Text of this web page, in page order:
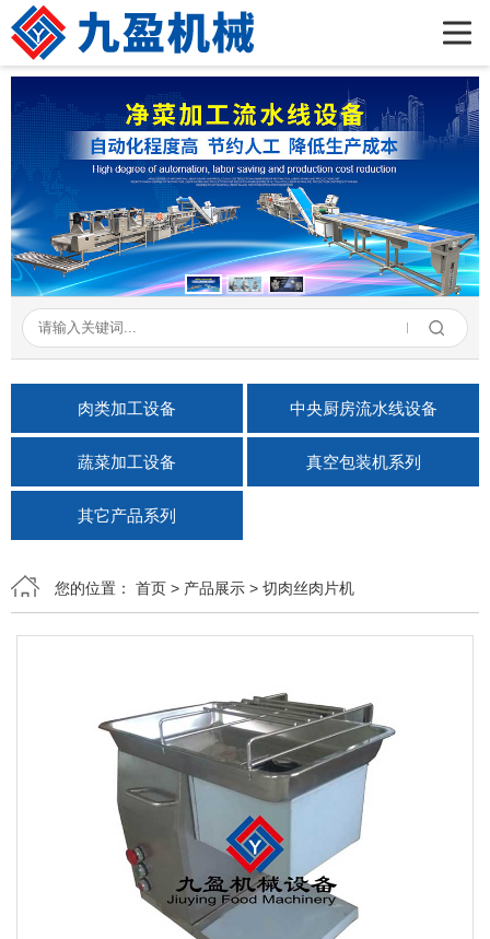
公司简介
产品展示
新闻资讯
成功案例
在线留言
联系我们
肉类加工设备 中央厨房流水线设备
蔬菜加工设备 真空包装机系列
其它产品系列
您的位置： 首页 > 产品展示 > 切肉丝肉片机